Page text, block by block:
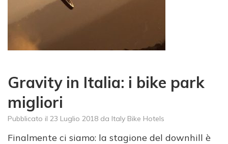
Gravity in Italia: i bike park
migliori
Pubblicato il 23 Luglio 2018 da Italy Bike Hotels
Finalmente ci siamo: la stagione del downhill è